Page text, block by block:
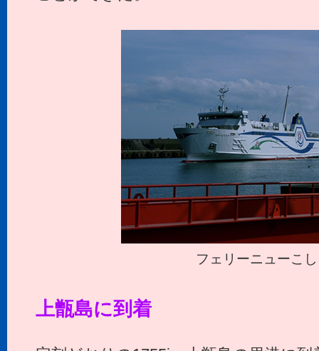
フェリーニューこ
上甑島に到着